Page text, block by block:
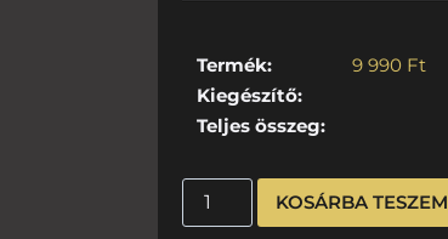
Termék: 9 990 Ft
Kiegészítő:
Teljes összeg:
KOSÁRBA TESZEM